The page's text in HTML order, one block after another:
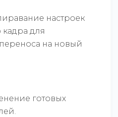
настроек
для
на новый
готовых